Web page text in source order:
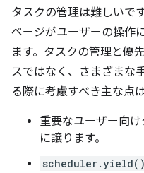
タスクの管理は難しいで
ページがユーザーの操作
ます。タスクの管理と優
スではなく、さまざまな
る際に考慮すべき主な点
重要なユーザー向
に譲ります。
scheduler.yield()